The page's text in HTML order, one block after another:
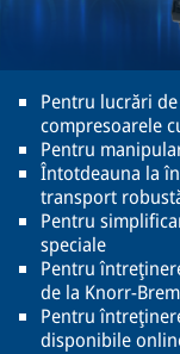
Pentru lucrări
compresoarele
Pentru
Întotdeauna la
transport
Pentru
speciale
Pentru
de la Knorr-
Pentru
disponibile